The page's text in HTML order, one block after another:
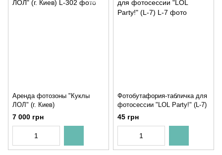
Аренда фотозоны "Куклы
ЛОЛ" (г. Киев)
7 000 грн
Фотобутафория-табличка для
фотосессии "LOL Party!" (L-7)
45 грн